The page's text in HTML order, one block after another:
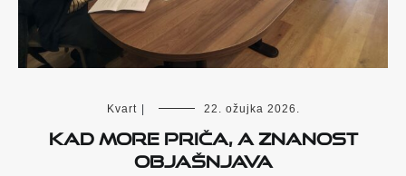
Kvart | 22. ožujka 2026.
Kad more priča, a znanost
objašnjava